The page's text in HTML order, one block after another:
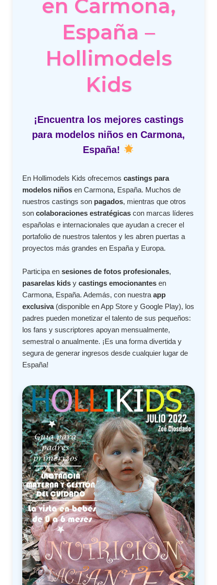
en Carmona,
España –
Hollimodels
Kids
¡Encuentra los mejores castings
para modelos niños en Carmona,
España!
En Hollimodels Kids ofrecemoscastings para
modelos niños en Carmona, España. Muchos de
nuestros castings son pagados, mientras que otros
soncolaboraciones estratégicas con marcas líderes
españolas e internacionales que ayudan a crecer el
portafolio de nuestros talentos y les abren puertas a
proyectos más grandes en España y Europa.
Participa ensesiones de fotos profesionales,
pasarelas kids ycastings emocionantes en
Carmona, España. Además, con nuestraapp
exclusiva(disponible en App Store y Google Play), los
padres pueden monetizar el talento de sus pequeños:
los fans y suscriptores apoyan mensualmente,
semestral o anualmente. ¡Es una forma divertida y
segura de generar ingresos desde cualquier lugar de
España!